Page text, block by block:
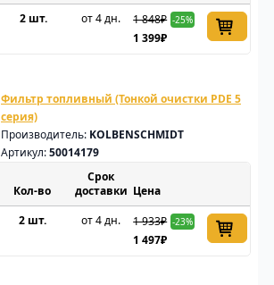
2 шт. от 4 дн. 1 848₽ -25%
1 399₽
Фильтр топливный (Тонкой очистки PDE 5
серия)
Производитель: KOLBENSCHMIDT
Артикул:50014179
Срок
доставки Цена
2 шт. от 4 дн. 1 933₽ -23%
1 497₽